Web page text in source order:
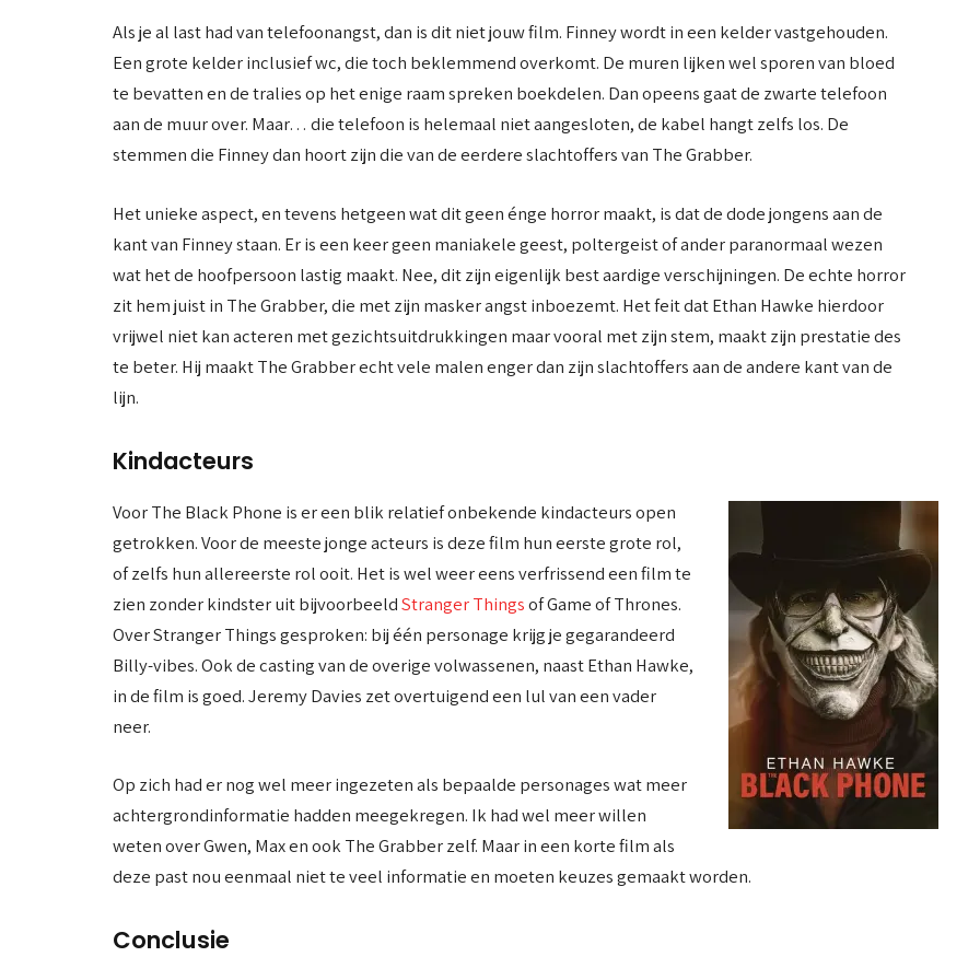
Als je al last had van telefoonangst, dan is dit niet jouw film. Finney wordt in een kelder vastgehouden.
Een grote kelder inclusief wc, die toch beklemmend overkomt. De muren lijken wel sporen van bloed
te bevatten en de tralies op het enige raam spreken boekdelen. Dan opeens gaat de zwarte telefoon
aan de muur over. Maar… die telefoon is helemaal niet aangesloten, de kabel hangt zelfs los. De
stemmen die Finney dan hoort zijn die van de eerdere slachtoffers van The Grabber.
Het unieke aspect, en tevens hetgeen wat dit geen énge horror maakt, is dat de dode jongens aan de
kant van Finney staan. Er is een keer geen maniakele geest, poltergeist of ander paranormaal wezen
wat het de hoofpersoon lastig maakt. Nee, dit zijn eigenlijk best aardige verschijningen. De echte horror
zit hem juist in The Grabber, die met zijn masker angst inboezemt. Het feit dat Ethan Hawke hierdoor
vrijwel niet kan acteren met gezichtsuitdrukkingen maar vooral met zijn stem, maakt zijn prestatie des
te beter. Hij maakt The Grabber echt vele malen enger dan zijn slachtoffers aan de andere kant van de
lijn.
Kindacteurs
Voor The Black Phone is er een blik relatief onbekende kindacteurs open
getrokken. Voor de meeste jonge acteurs is deze film hun eerste grote rol,
of zelfs hun allereerste rol ooit. Het is wel weer eens verfrissend een film te
zien zonder kindster uit bijvoorbeeldStranger Thingsof Game of Thrones.
Over Stranger Things gesproken: bij één personage krijg je gegarandeerd
Billy-vibes. Ook de casting van de overige volwassenen, naast Ethan Hawke,
in de film is goed. Jeremy Davies zet overtuigend een lul van een vader
neer.
Op zich had er nog wel meer ingezeten als bepaalde personages wat meer
achtergrondinformatie hadden meegekregen. Ik had wel meer willen
weten over Gwen, Max en ook The Grabber zelf. Maar in een korte film als
deze past nou eenmaal niet te veel informatie en moeten keuzes gemaakt worden.
Conclusie